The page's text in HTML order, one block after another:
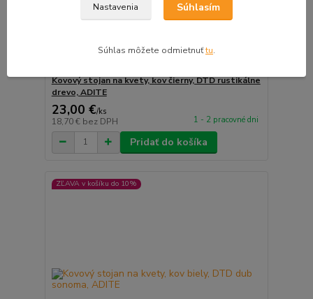
Kovový stojan na kvety, kov čierny, DTD rustikálne
drevo, ADITE
23,00 €/ks
18,70 € bez DPH 1 - 2 pracovné dni
Pridať do košíka
ZĽAVA v košíku do 10%
Nastavenia Súhlasím
Súhlas môžete odmietnuťtu.